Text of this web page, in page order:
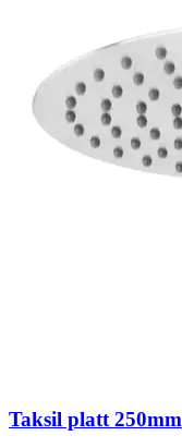
Taksil platt 250mm